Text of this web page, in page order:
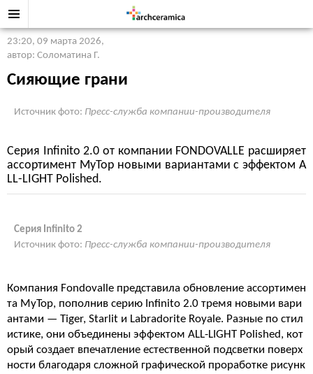
23:20, 09 марта 2026,
автор: Соломатина Г.
Сияющие грани
Источник фото: Пресс-служба компании-производителя
Серия Infinito 2.0 от компании FONDOVALLE расширяет
ассортимент MyTop новыми вариантами с эффектом A
LL-LIGHT Polished.
Серия Infinito 2
Источник фото: Пресс-служба компании-производителя
Компания Fondovalle представила обновление ассортимен
та MyTop, пополнив серию Infinito 2.0 тремя новыми вари
антами — Tiger, Starlit и Labradorite Royale. Разные по стил
истике, они объединены эффектом ALL-LIGHT Polished, кот
орый создает впечатление естественной подсветки поверх
ности благодаря сложной графической проработке рисунк